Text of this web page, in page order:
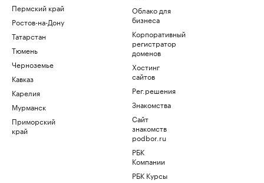
Пермский край
Ростов-на-Дону
Татарстан
Тюмень
Черноземье
Кавказ
Карелия
Мурманск
Приморский
край
Облако для
бизнеса
Корпоративный
регистратор
доменов
Хостинг
сайтов
Рег.решения
Знакомства
Сайт
знакомств
podbor.ru
РБК
Компании
РБК Курсы